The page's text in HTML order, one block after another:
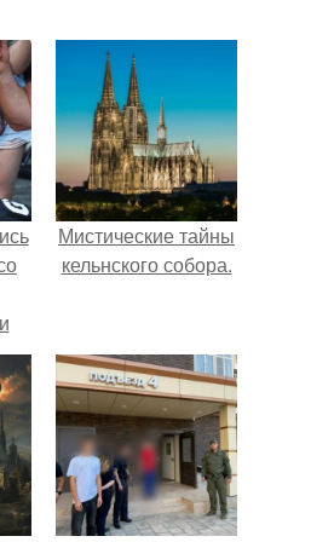
Мистические тайны
кельнского собора.